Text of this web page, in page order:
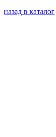
назад в каталог